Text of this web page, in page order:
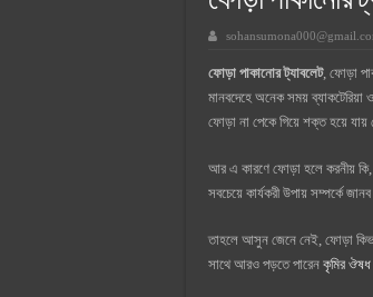
সুপারক্রিট
জুডিশিয়াল
ওয়ালটন
ওয়ালটন
জেনে নিন,
ফোড়া পাকানোর ট্যাবলেট, ফোড়া
মানবদেহে অনেক সময় ব্যাকটেরিয়া
ফোড়া না পেকে গিয়ে শক্ত হয়ে যায়
আর এ কারণে ফোড়া হলে করনীয় কি,
সবচেয়ে কার্যকরী উপায় সম্পর্কে জানব
তাহলে আসুন জেনে নেই, ফোড়া
সাথে আরও পড়তে পারেন কৃমির